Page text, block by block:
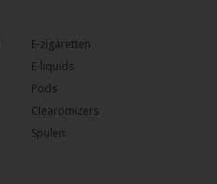
E-zigaretten
E-liquids
Pods
Clearomizers
Spulen